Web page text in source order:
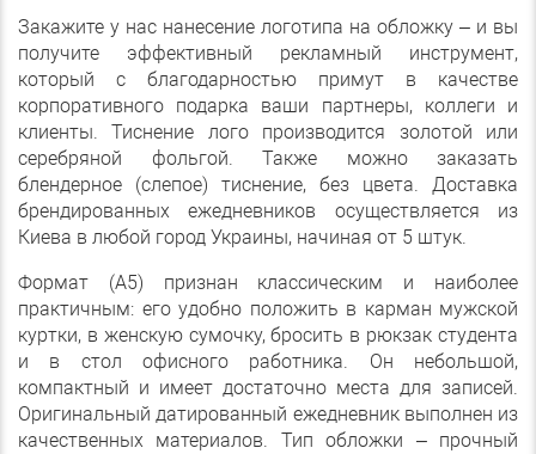
Закажите у нас нанесение логотипа на обложку – и вы
получите эффективный рекламный инструмент,
который с благодарностью примут в качестве
корпоративного подарка ваши партнеры, коллеги и
клиенты. Тиснение лого производится золотой или
серебряной фольгой. Также можно заказать
блендерное (слепое) тиснение, без цвета. Доставка
брендированных ежедневников осуществляется из
Киева в любой город Украины, начиная от 5 штук.
Формат (А5) признан классическим и наиболее
практичным: его удобно положить в карман мужской
куртки, в женскую сумочку, бросить в рюкзак студента
и в стол офисного работника. Он небольшой,
компактный и имеет достаточно места для записей.
Оригинальный датированный ежедневник выполнен из
качественных материалов. Тип обложки – прочный